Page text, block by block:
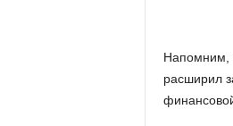
Напомним,
расширил